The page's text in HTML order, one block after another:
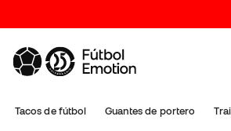
Tacos de fútbol Guantes de portero